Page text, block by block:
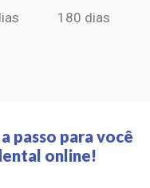
180 dias
passo para você
online!